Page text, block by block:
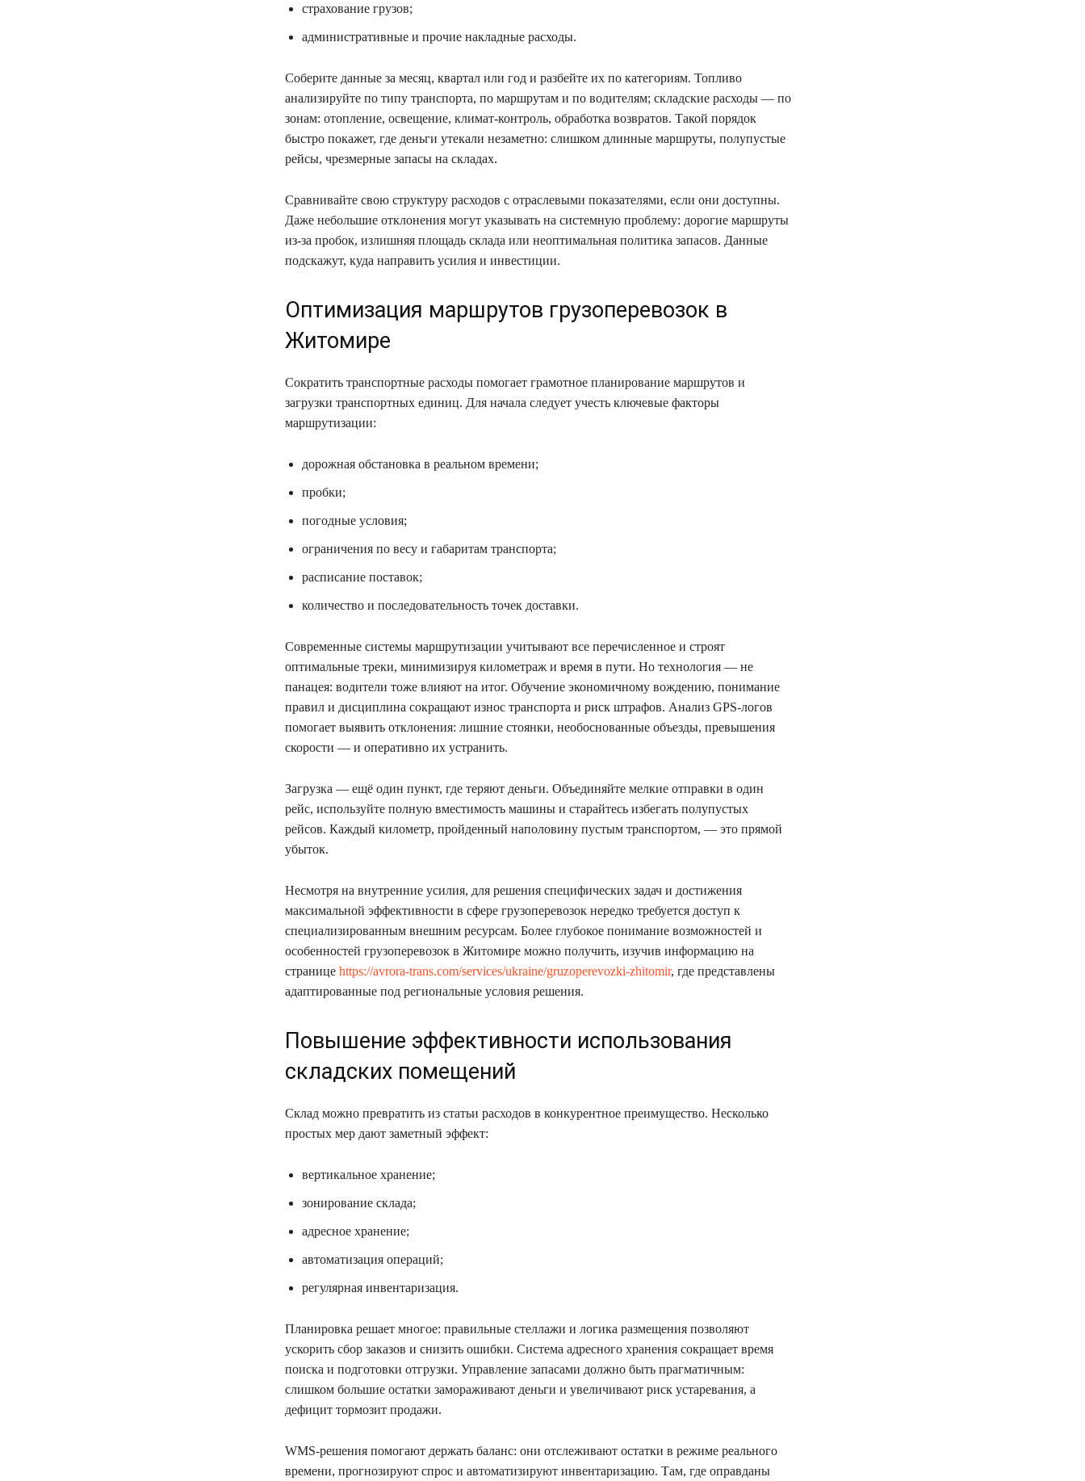
страхование грузов;
административные и прочие накладные расходы.
Соберите данные за месяц, квартал или год и разбейте их по категориям. Топливо
анализируйте по типу транспорта, по маршрутам и по водителям; складские расходы — по
зонам: отопление, освещение, климат-контроль, обработка возвратов. Такой порядок
быстро покажет, где деньги утекали незаметно: слишком длинные маршруты, полупустые
рейсы, чрезмерные запасы на складах.
Сравнивайте свою структуру расходов с отраслевыми показателями, если они доступны.
Даже небольшие отклонения могут указывать на системную проблему: дорогие маршруты
из‑за пробок, излишняя площадь склада или неоптимальная политика запасов. Данные
подскажут, куда направить усилия и инвестиции.
Оптимизация маршрутов грузоперевозок в
Житомире
Сократить транспортные расходы помогает грамотное планирование маршрутов и
загрузки транспортных единиц. Для начала следует учесть ключевые факторы
маршрутизации:
дорожная обстановка в реальном времени;
пробки;
погодные условия;
ограничения по весу и габаритам транспорта;
расписание поставок;
количество и последовательность точек доставки.
Современные системы маршрутизации учитывают все перечисленное и строят
оптимальные треки, минимизируя километраж и время в пути. Но технология — не
панацея: водители тоже влияют на итог. Обучение экономичному вождению, понимание
правил и дисциплина сокращают износ транспорта и риск штрафов. Анализ GPS‑логов
помогает выявить отклонения: лишние стоянки, необоснованные объезды, превышения
скорости — и оперативно их устранить.
Загрузка — ещё один пункт, где теряют деньги. Объединяйте мелкие отправки в один
рейс, используйте полную вместимость машины и старайтесь избегать полупустых
рейсов. Каждый километр, пройденный наполовину пустым транспортом, — это прямой
убыток.
Несмотря на внутренние усилия, для решения специфических задач и достижения
максимальной эффективности в сфере грузоперевозок нередко требуется доступ к
специализированным внешним ресурсам. Более глубокое понимание возможностей и
особенностей грузоперевозок в Житомире можно получить, изучив информацию на
странице https://avrora-trans.com/services/ukraine/gruzoperevozki-zhitomir, где представлены
адаптированные под региональные условия решения.
Повышение эффективности использования
складских помещений
Склад можно превратить из статьи расходов в конкурентное преимущество. Несколько
простых мер дают заметный эффект:
вертикальное хранение;
зонирование склада;
адресное хранение;
автоматизация операций;
регулярная инвентаризация.
Планировка решает многое: правильные стеллажи и логика размещения позволяют
ускорить сбор заказов и снизить ошибки. Система адресного хранения сокращает время
поиска и подготовки отгрузки. Управление запасами должно быть прагматичным:
слишком большие остатки замораживают деньги и увеличивают риск устаревания, а
дефицит тормозит продажи.
WMS‑решения помогают держать баланс: они отслеживают остатки в режиме реального
времени, прогнозируют спрос и автоматизируют инвентаризацию. Там, где оправданы